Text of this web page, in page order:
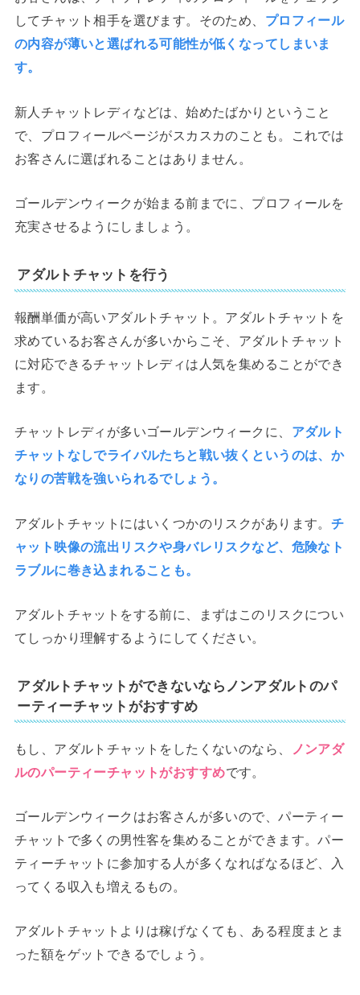
してチャット相手を選びます。そのため、 プロフィール
の内容が薄いと選ばれる可能性が低くなってしまいま
す。
新人チャットレディなどは、始めたばかりということ
で、プロフィールページがスカスカのことも。これでは
お客さんに選ばれることはありません。
ゴールデンウィークが始まる前までに、プロフィールを
充実させるようにしましょう。
アダルトチャットを行う
報酬単価が高いアダルトチャット。アダルトチャットを
求めているお客さんが多いからこそ、アダルトチャット
に対応できるチャットレディは人気を集めることができ
ます。
チャットレディが多いゴールデンウィークに、 アダルト
チャットなしでライバルたちと戦い抜くというのは、か
なりの苦戦を強いられるでしょう。
アダルトチャットにはいくつかのリスクがあります。 チ
ャット映像の流出リスクや身バレリスクなど、危険なト
ラブルに巻き込まれることも。
アダルトチャットをする前に、まずはこのリスクについ
てしっかり理解するようにしてください。
アダルトチャットができないならノンアダルトのパ
ーティーチャットがおすすめ
もし、アダルトチャットをしたくないのなら、
ノンアダ
ルのパーティーチャットがおすすめです。
ゴールデンウィークはお客さんが多いので、パーティー
チャットで多くの男性客を集めることができます。パー
ティーチャットに参加する人が多くなればなるほど、入
ってくる収入も増えるもの。
アダルトチャットよりは稼げなくても、ある程度まとま
った額をゲットできるでしょう。